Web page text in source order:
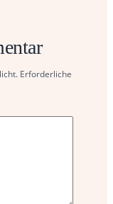
Erforderliche